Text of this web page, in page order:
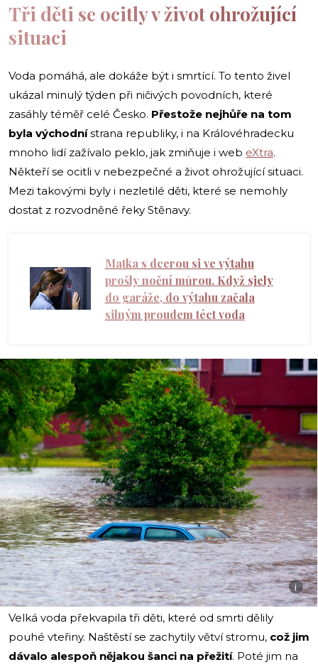
Tři děti se ocitly v život ohrožující
situaci
Voda pomáhá, ale dokáže být i smrtící. To tento živel
ukázal minulý týden při ničivých povodních, které
zasáhly téměř celé Česko. Přestože nejhůře na tom
byla východnístrana republiky, i na Královéhradecku
mnoho lidí zažívalo peklo, jak zmiňuje i web eXtra.
Někteří se ocitli v nebezpečné a život ohrožující situaci.
Mezi takovými byly i nezletilé děti, které se nemohly
dostat z rozvodněné řeky Stěnavy.
Matka s dcerou si ve výtahu
prošly noční můrou. Když sjely
do garáže, do výtahu začala
silným proudem téct voda
i
Velká voda překvapila tři děti, které od smrti dělily
pouhé vteřiny. Naštěstí se zachytily větví stromu, což jim
dávalo alespoň nějakou šanci na přežití. Poté jim na